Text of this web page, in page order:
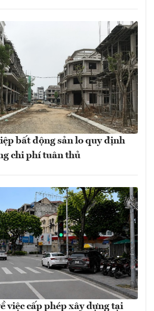
bất động sản lo quy định
chi phí tuân thủ
việc cấp phép xây dựng tại